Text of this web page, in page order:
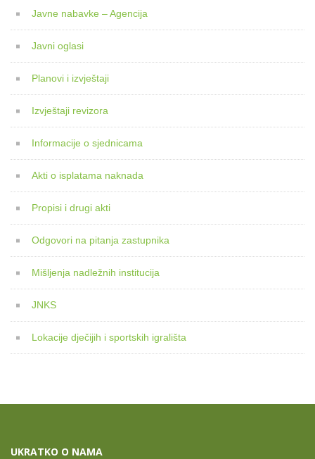
Javne nabavke – Agencija
Javni oglasi
Planovi i izvještaji
Izvještaji revizora
Informacije o sjednicama
Akti o isplatama naknada
Propisi i drugi akti
Odgovori na pitanja zastupnika
Mišljenja nadležnih institucija
JNKS
Lokacije dječijih i sportskih igrališta
UKRATKO O NAMA